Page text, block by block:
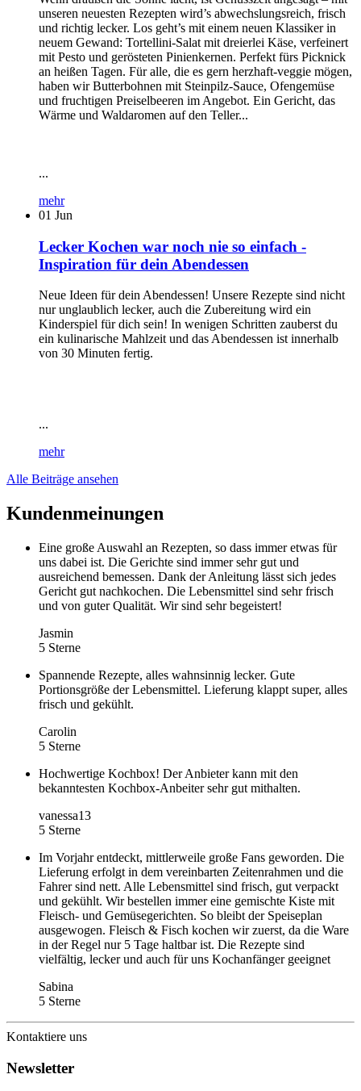
unseren neuesten Rezepten wird’s abwechslungsreich, frisch
und richtig lecker. Los geht’s mit einem neuen Klassiker in
neuem Gewand: Tortellini-Salat mit dreierlei Käse, verfeinert
mit Pesto und gerösteten Pinienkernen. Perfekt fürs Picknick
an heißen Tagen. Für alle, die es gern herzhaft-veggie mögen,
haben wir Butterbohnen mit Steinpilz-Sauce, Ofengemüse
und fruchtigen Preiselbeeren im Angebot. Ein Gericht, das
Wärme und Waldaromen auf den Teller...
...
mehr
01 Jun
Lecker Kochen war noch nie so einfach -
Inspiration für dein Abendessen
Neue Ideen für dein Abendessen! Unsere Rezepte sind nicht
nur unglaublich lecker, auch die Zubereitung wird ein
Kinderspiel für dich sein! In wenigen Schritten zauberst du
ein kulinarische Mahlzeit und das Abendessen ist innerhalb
von 30 Minuten fertig.
...
mehr
Alle Beiträge ansehen
Kundenmeinungen
Eine große Auswahl an Rezepten, so dass immer etwas für
uns dabei ist. Die Gerichte sind immer sehr gut und
ausreichend bemessen. Dank der Anleitung lässt sich jedes
Gericht gut nachkochen. Die Lebensmittel sind sehr frisch
und von guter Qualität. Wir sind sehr begeistert!
Jasmin
5 Sterne
Spannende Rezepte, alles wahnsinnig lecker. Gute
Portionsgröße der Lebensmittel. Lieferung klappt super, alles
frisch und gekühlt.
Carolin
5 Sterne
Hochwertige Kochbox! Der Anbieter kann mit den
bekanntesten Kochbox-Anbeiter sehr gut mithalten.
vanessa13
5 Sterne
Im Vorjahr entdeckt, mittlerweile große Fans geworden. Die
Lieferung erfolgt in dem vereinbarten Zeitenrahmen und die
Fahrer sind nett. Alle Lebensmittel sind frisch, gut verpackt
und gekühlt. Wir bestellen immer eine gemischte Kiste mit
Fleisch- und Gemüsegerichten. So bleibt der Speiseplan
ausgewogen. Fleisch & Fisch kochen wir zuerst, da die Ware
in der Regel nur 5 Tage haltbar ist. Die Rezepte sind
vielfältig, lecker und auch für uns Kochanfänger geeignet
Sabina
5 Sterne
Kontaktiere uns
Newsletter